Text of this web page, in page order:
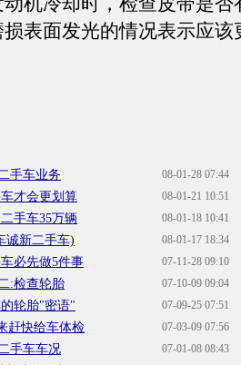
表面发光的情况表示应该
08-01-28 07:44
手车业务
08-01-21 10:51
才会更划算
08-01-18 10:41
手车35万辆
08-01-17 18:34
诚新二手车)
07-11-28 09:10
必先做5件事
07-10-09 09:04
:检查轮胎
07-09-25 07:51
轮胎"密语"
07-03-09 07:56
赶快给车体检
07-01-08 08:43
手车车况